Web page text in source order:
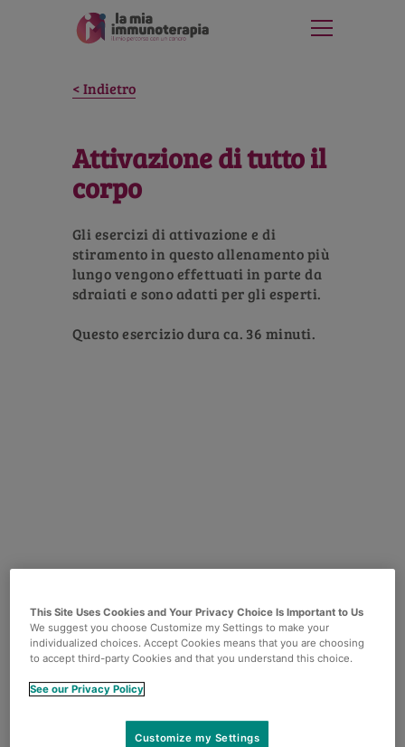
Indietro
Attivazione di tutto il
corpo
Gli esercizi di attivazione e di
stiramento in questo allenamento più
lungo vengono effettuati in parte da
sdraiati e sono adatti per gli esperti.
Questo esercizio dura ca. 36 minuti.
This Site Uses Cookies and Your Privacy Choice Is Important to Us
We suggest you choose Customize my Settings to make your
individualized choices. Accept Cookies means that you are choosing
to accept third-party Cookies and that you understand this choice.
See our Privacy Policy
Customize my Settings